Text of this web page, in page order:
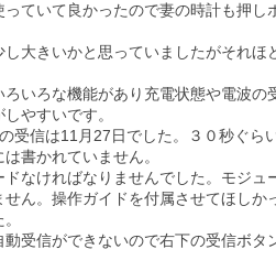
ていて良かったので妻の時計も押し
大きいかと思っていましたがそれほ
いろな機能があり充電状態や電波の
やすいです。
受信は11月27日でした。３０秒ぐら
書かれていません。
なければなりませんでした。モジュ
ん。操作ガイドを付属させてほしか
受信ができないので右下の受信ボタ